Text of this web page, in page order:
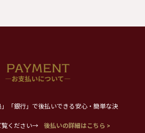
「銀行」で後払いできる安心・簡単な決
覧ください→
後払いの詳細はこちら >